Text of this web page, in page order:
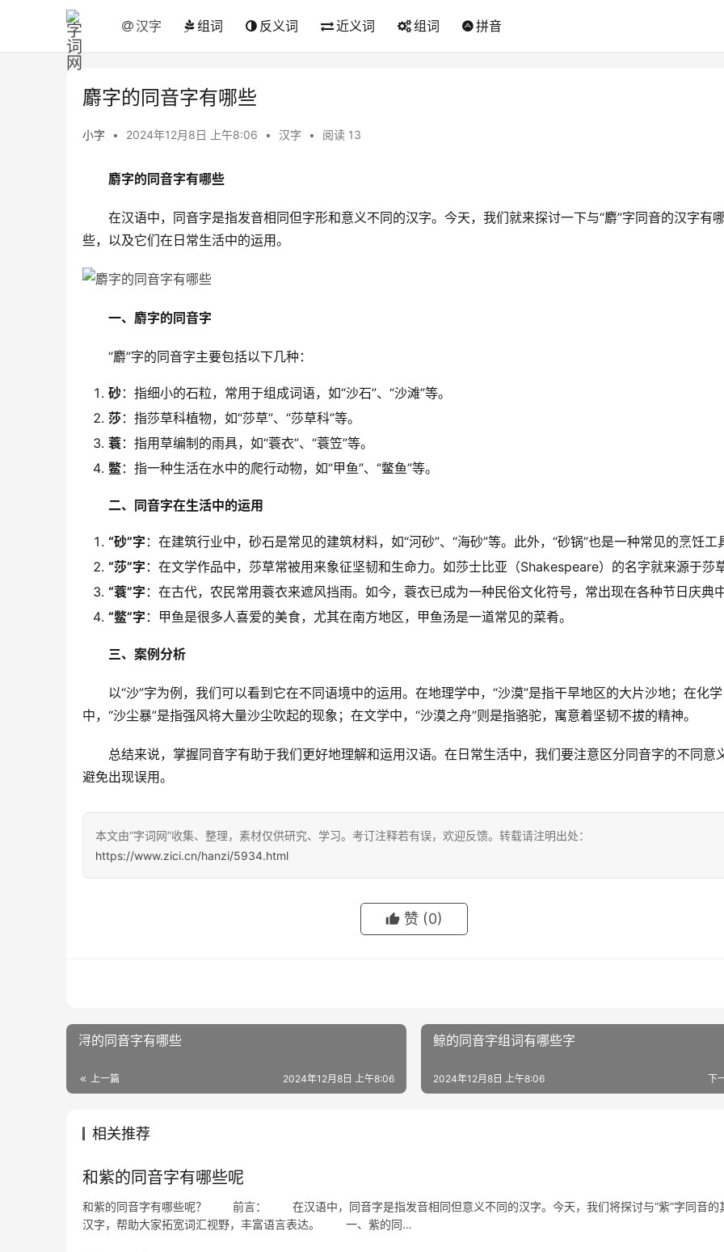
汉字 组词 反义词 近义词 组词 拼音
麝字的同音字有哪些
小字 • 2024年12月8日 上午8:06 • 汉字 • 阅读 13
麝字的同音字有哪些
在汉语中，同音字是指发音相同但字形和意义不同的汉字。今天，我们就来探讨一下与“麝”字同音的汉字有
些，以及它们在日常生活中的运用。
一、麝字的同音字
“麝”字的同音字主要包括以下几种：
砂：指细小的石粒，常用于组成词语，如“沙石”、“沙滩”等。
莎：指莎草科植物，如“莎草”、“莎草科”等。
蓑：指用草编制的雨具，如“蓑衣”、“蓑笠”等。
鳖：指一种生活在水中的爬行动物，如“甲鱼”、“鳖鱼”等。
二、同音字在生活中的运用
“砂”字 ：在建筑行业中，砂石是常见的建筑材料，如“河砂”、“海砂”等。此外，“砂锅”也是一种常见的烹饪工
“莎”字 ：在文学作品中，莎草常被用来象征坚韧和生命力。如莎士比亚（Shakespeare）的名字就来源于莎
“蓑”字 ：在古代，农民常用蓑衣来遮风挡雨。如今，蓑衣已成为一种民俗文化符号，常出现在各种节日庆典
“鳖”字 ：甲鱼是很多人喜爱的美食，尤其在南方地区，甲鱼汤是一道常见的菜肴。
三、案例分析
以“沙”字为例，我们可以看到它在不同语境中的运用。在地理学中，“沙漠”是指干旱地区的大片沙地；在化学
中，“沙尘暴”是指强风将大量沙尘吹起的现象；在文学中，“沙漠之舟”则是指骆驼，寓意着坚韧不拔的精神。
总结来说，掌握同音字有助于我们更好地理解和运用汉语。在日常生活中，我们要注意区分同音字的不同意
避免出现误用。
本文由“字词网”收集、整理，素材仅供研究、学习。考订注释若有误，欢迎反馈。转载请注明出处：
https://www.zici.cn/hanzi/5934.html
赞 (0)
浔的同音字有哪些
上一篇 2024年12月8日 上午8:06
鲸的同音字组词有哪些字
下
2024年12月8日 上午8:06
相关推荐
和紫的同音字有哪些呢
和紫的同音字有哪些呢？ 前言： 在汉语中，同音字是指发音相同但意义不同的汉字。今天，我们将探讨与“紫”字同音的
汉字，帮助大家拓宽词汇视野，丰富语言表达。 一、紫的同…